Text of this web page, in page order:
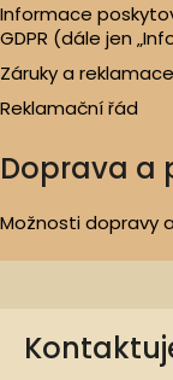
Informace
GDPR (dále jen
Záruky a reklamace
Reklamační řád
Doprava a
Možnosti dopravy